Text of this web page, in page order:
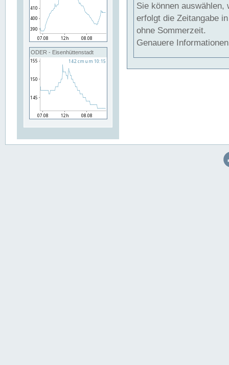
ODER - Eisenhüttenstadt
Sie können auswählen,
erfolgt die Zeitangabe
ohne Sommerzeit.
Genauere